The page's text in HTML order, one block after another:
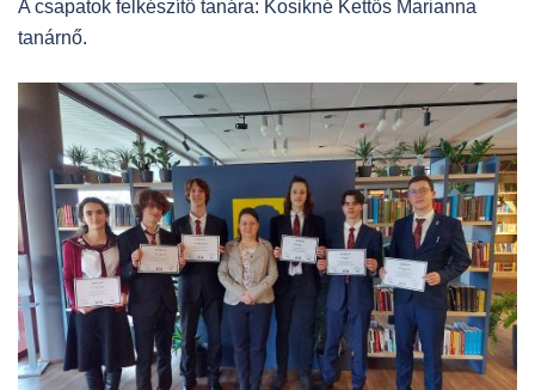
A csapatok felkészítő tanára: Kosikné Kettős Marianna
tanárnő.